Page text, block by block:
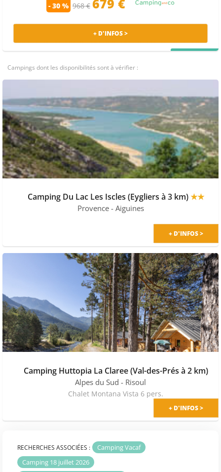
- 30 % 968 € 679 €
+ D'INFOS >
Campings dont les disponibilités sont à vérifier :
Camping Du Lac Les Iscles (Eygliers à 3 km)★★
Provence - Aiguines
+ D'INFOS >
Camping Huttopia La Claree (Val-des-Prés à 2 km)
Alpes du Sud - Risoul
Chalet Montana Vista 6 pers.
+ D'INFOS >
RECHERCHES ASSOCIÉES :
Camping Vacaf
Camping 18 juillet 2026